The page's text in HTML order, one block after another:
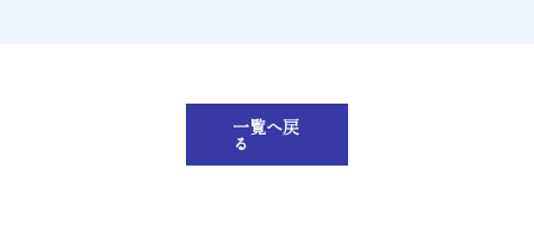
一覧へ戻
る